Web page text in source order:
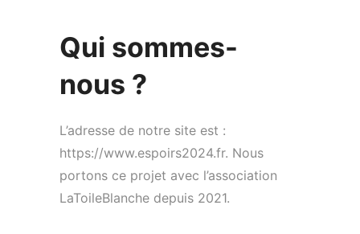
Qui sommes-
nous ?
L’adresse de notre site est :
https://www.espoirs2024.fr. Nous
portons ce projet avec l’association
LaToileBlanche depuis 2021.